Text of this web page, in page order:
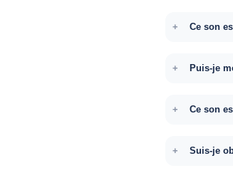
Ce son
Puis-je
Ce son
Suis-je